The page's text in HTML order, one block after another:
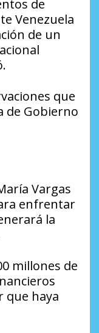
de
Venezuela
de un
que
de Gobierno
Vargas
enfrentar
la
millones de
que haya